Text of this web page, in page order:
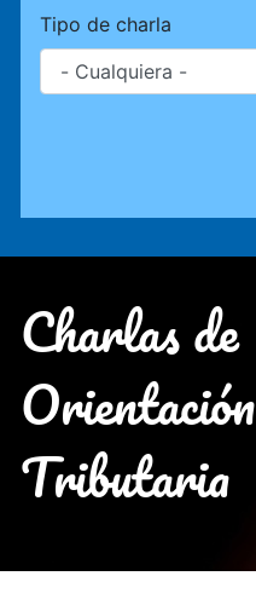
Tipo de charla
Charlas de
Orientación
Tributaria